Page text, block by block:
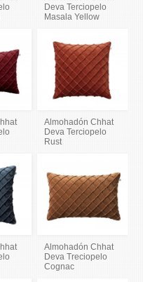
Deva Terciopelo
Masala Yellow
Almohadón Chhat
Deva Terciopelo
Rust
Almohadón Chhat
Deva Treciopelo
Cognac